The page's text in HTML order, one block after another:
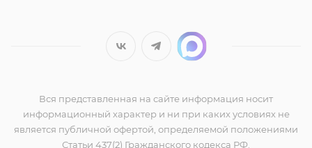
Вся представленная на сайте информация носит
информационный характер и ни при каких условиях не
является публичной офертой, определяемой положениями
Статьи 437(2) Гражданского кодекса РФ.